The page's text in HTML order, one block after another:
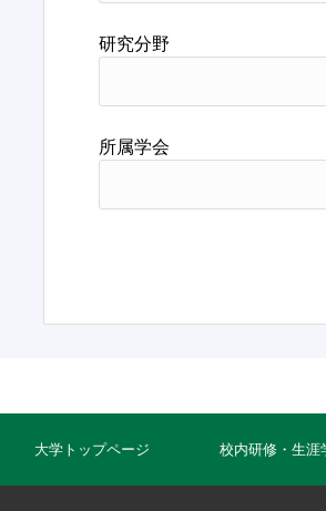
研究分野
所属学会
大学トップページ 校内研修・生涯